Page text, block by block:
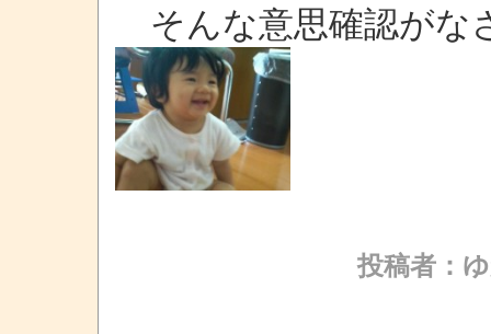
そんな意思確認がな
投稿者：